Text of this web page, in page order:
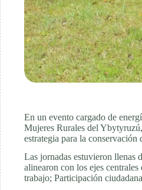
En un evento cargado de
Mujeres Rurales del
estrategia para la conservación
Las jornadas estuvieron llenas
alinearon con los ejes
trabajo; Participación